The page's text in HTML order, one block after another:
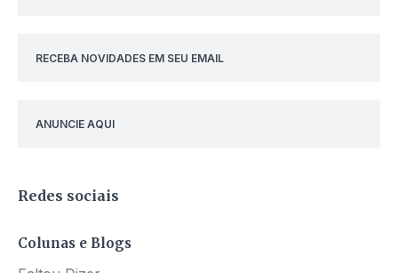
RECEBA NOVIDADES EM SEU EMAIL
ANUNCIE AQUI
Redes sociais
Colunas e Blogs